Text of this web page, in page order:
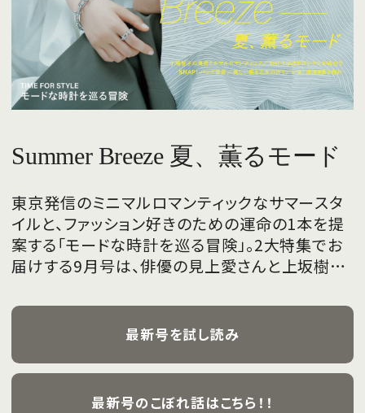
Summer Breeze 夏、薫るモード
東京発信のミニマルロマンティックなサマースタ
イルと、ファッション好きのための運命の1本を提
案する「モードな時計を巡る冒険」。2大特集でお
届けする9月号は、俳優の見上愛さんと上坂樹里
飾ります。
最新号を試し読み
最新号のこぼれ話はこちら！！